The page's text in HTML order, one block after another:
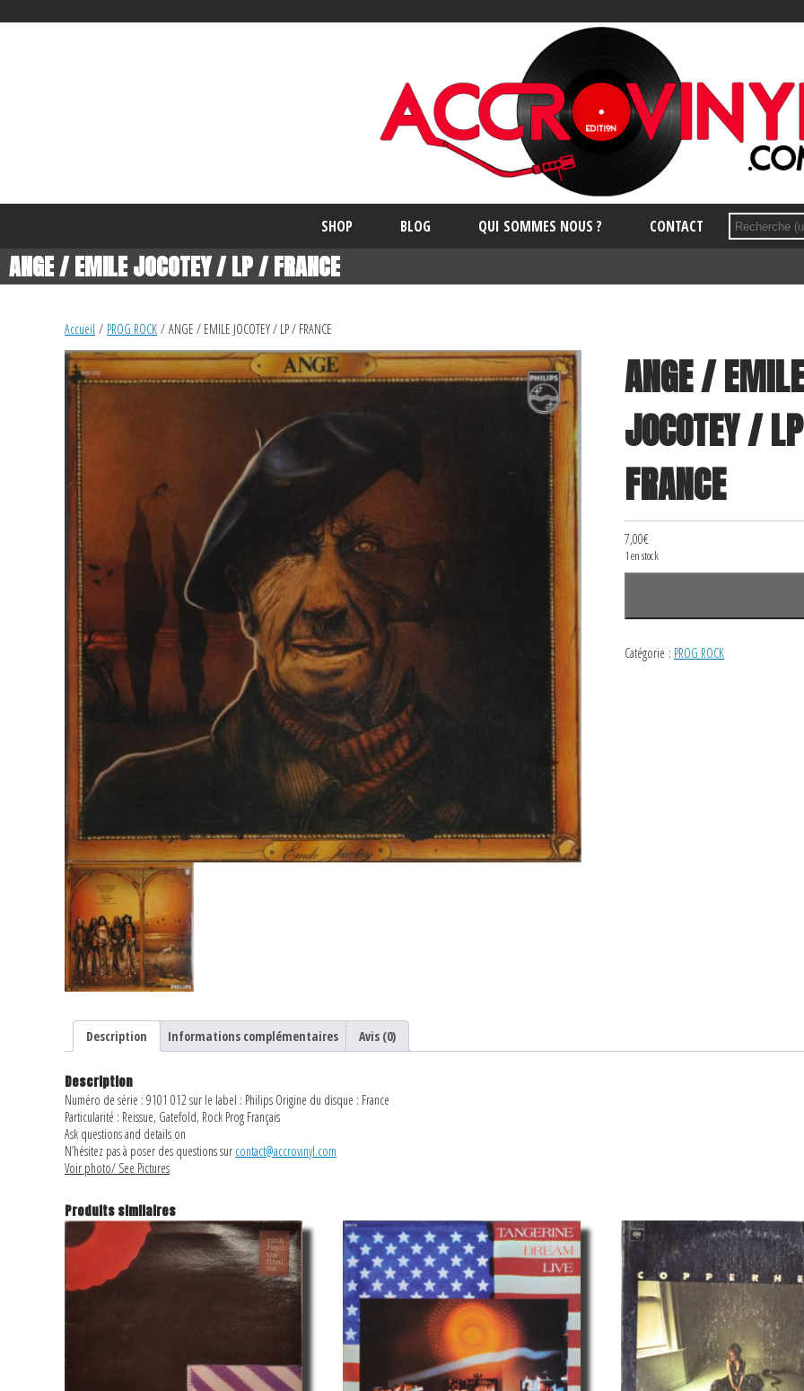
SHOP BLOG QUI SOMMES NOUS ? CONTACT
ANGE / EMILE JOCOTEY / LP / FRANCE
Accueil / PROG ROCK / ANGE / EMILE JOCOTEY / LP / FRANCE
ANGE / EMILE
JOCOTEY /
FRANCE
7,00€
1 en stock
Catégorie : PROG ROCK
Description Informations complémentaires Avis (0)
Description
Numéro de série : 9101 012 sur le label : Philips Origine du disque : France
Particularité : Reissue, Gatefold, Rock Prog Français
Ask questions and details on
N’hésitez pas à poser des questions sur contact@accrovinyl.com
Voir photo/ See Pictures
Produits similaires